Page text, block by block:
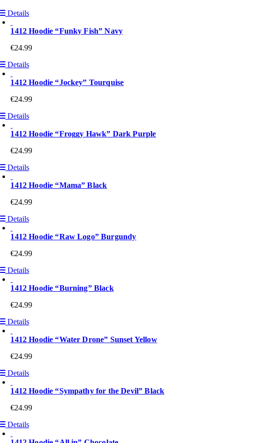
Details
1412 Hoodie “Funky Fish” Navy
€24.99
Details
1412 Hoodie “Jockey” Tourquise
€24.99
Details
1412 Hoodie “Froggy Hawk” Dark Purple
€24.99
Details
1412 Hoodie “Mama” Black
€24.99
Details
1412 Hoodie “Raw Logo” Burgundy
€24.99
Details
1412 Hoodie “Burning” Black
€24.99
Details
1412 Hoodie “Water Drone” Sunset Yellow
€24.99
Details
1412 Hoodie “Sympathy for the Devil” Black
€24.99
Details